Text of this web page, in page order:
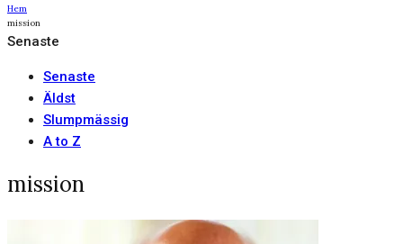
Hem
mission
Senaste
Senaste
Äldst
Slumpmässig
A to Z
mission